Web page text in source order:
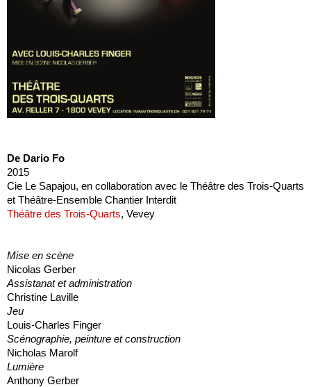
De Dario Fo
2015
Cie Le Sapajou, en collaboration avec le Théâtre des Trois-Quarts
et Théâtre-Ensemble Chantier Interdit
Théâtre des Trois-Quarts, Vevey
Mise en scène
Nicolas Gerber
Assistanat et administration
Christine Laville
Jeu
Louis-Charles Finger
Scénographie, peinture et construction
Nicholas Marolf
Lumière
Anthony Gerber